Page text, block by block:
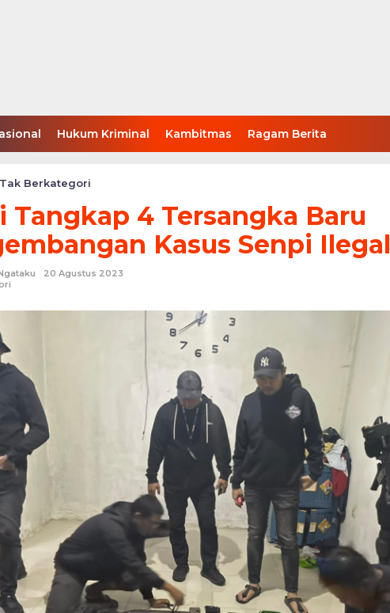
Hukum Kriminal Kambitmas Ragam Berita
Tak Berkategori
4
Tersangka
Baru
Pengembangan
Kasus
Tangkap 4 Tersangka Baru
Kasus Senpi Ilegal
20 Agustus 2023